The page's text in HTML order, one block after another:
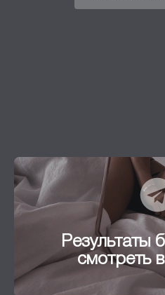
Результаты
смотреть
Результаты
смотреть